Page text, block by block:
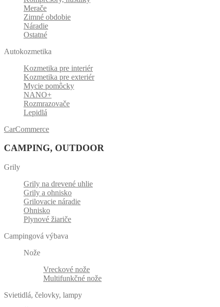
Merače
Zimné obdobie
Náradie
Ostatné
Autokozmetika
Kozmetika pre interiér
Kozmetika pre exteriér
Mycie pomôcky
NANO+
Rozmrazovače
Lepidlá
CarCommerce
CAMPING, OUTDOOR
Grily
Grily na drevené uhlie
Grily a ohnisko
Grilovacie náradie
Ohnisko
Plynové žiariče
Campingová výbava
Nože
Vreckové nože
Multifunkčné nože
Svietidlá, čelovky, lampy